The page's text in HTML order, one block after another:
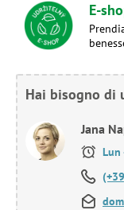
E-
Hai bisogno di
Jana
Lun